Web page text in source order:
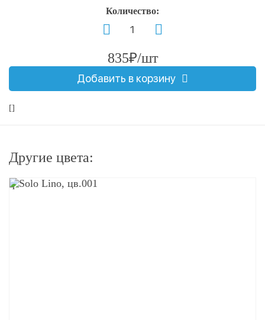
Количество:
835₽/шт
Добавить в корзину
[]
Другие цвета:
q